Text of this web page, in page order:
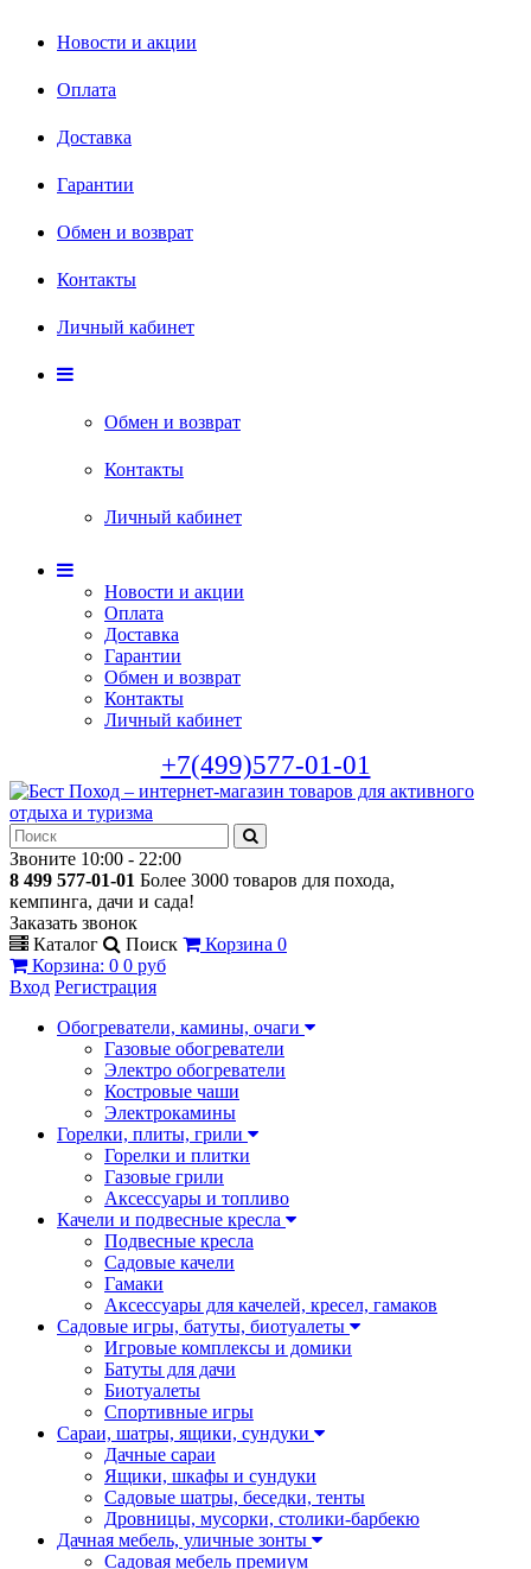
Новости и акции
Оплата
Доставка
Гарантии
Обмен и возврат
Контакты
Личный кабинет
Обмен и возврат
Контакты
Личный кабинет
Новости и акции
Оплата
Доставка
Гарантии
Обмен и возврат
Контакты
Личный кабинет
+7(499)577-01-01
Звоните 10:00 - 22:00
8 499 577-01-01 Более 3000 товаров для похода,
кемпинга, дачи и сада!
Заказать звонок
Каталог
Поиск Корзина 0
Корзина: 0 0 руб
Вход Регистрация
Обогреватели, камины, очаги
Газовые обогреватели
Электро обогреватели
Костровые чаши
Электрокамины
Горелки, плиты, грили
Горелки и плитки
Газовые грили
Аксессуары и топливо
Качели и подвесные кресла
Подвесные кресла
Садовые качели
Гамаки
Аксессуары для качелей, кресел, гамаков
Садовые игры, батуты, биотуалеты
Игровые комплексы и домики
Батуты для дачи
Биотуалеты
Спортивные игры
Сараи, шатры, ящики, сундуки
Дачные сараи
Ящики, шкафы и сундуки
Садовые шатры, беседки, тенты
Дровницы, мусорки, столики-барбекю
Дачная мебель, уличные зонты
Садовая мебель премиум